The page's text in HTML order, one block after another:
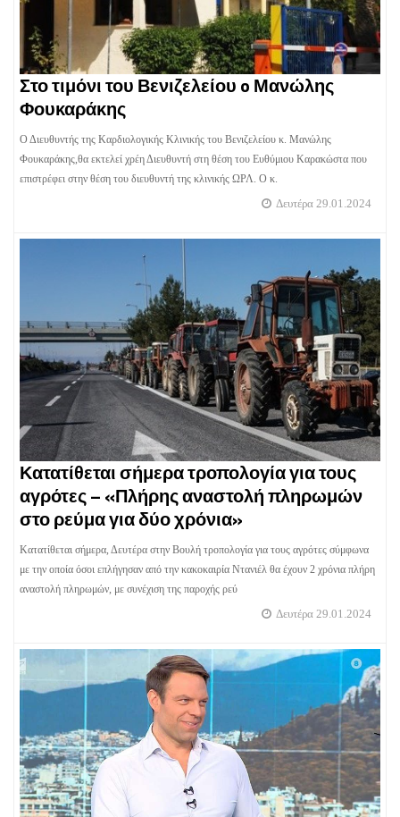
Στο τιμόνι του Βενιζελείου o Μανώλης
Φουκαράκης
Ο Διευθυντής της Καρδιολογικής Κλινικής του Βενιζελείου κ. Μανώλης
Φουκαράκης,θα εκτελεί χρέη Διευθυντή στη θέση του Ευθύμιου Καρακώστα που
επιστρέφει στην θέση του διευθυντή της κλινικής ΩΡΛ. Ο κ.
Δευτέρα 29.01.2024
Κατατίθεται σήμερα τροπολογία για τους
αγρότες – «Πλήρης αναστολή πληρωμών
στο ρεύμα για δύο χρόνια»
Κατατίθεται σήμερα, Δευτέρα στην Βουλή τροπολογία για τους αγρότες σύμφωνα
με την οποία όσοι επλήγησαν από την κακοκαιρία Ντανιέλ θα έχουν 2 χρόνια πλήρη
αναστολή πληρωμών, με συνέχιση της παροχής ρεύ
Δευτέρα 29.01.2024